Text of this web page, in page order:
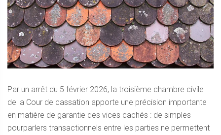
Par un arrêt du 5 février 2026, la troisième chambre civile
de la Cour de cassation apporte une précision importante
en matière de garantie des vices cachés : de simples
pourparlers transactionnels entre les parties ne permettent